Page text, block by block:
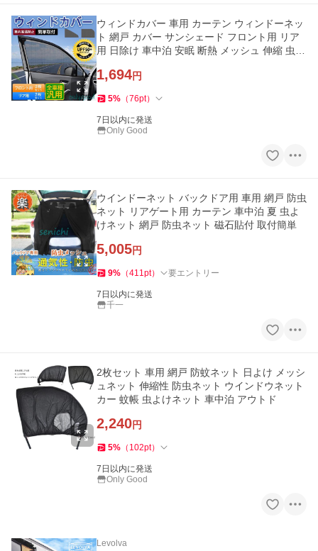
ウィンドカバー 車用 カーテン ウィンドーネッ
ト 網戸 カバー サンシェード フロント用 リア
用 日除け 車中泊 安眠 断熱 メッシュ 伸縮 虫よ
1,694円
5% （76pt）
7日以内に発送
Only Good
ウインドーネット バックドア用 車用 網戸 防虫
ネット リアゲート用 カーテン 車中泊 夏 虫よ
けネット 網戸 防虫ネット 磁石貼付 取付簡単
5,005円
9% （411pt） 要エントリー
7日以内に発送
千一
2枚セット 車用 網戸 防蚊ネット 日よけ メッシ
ュネット 伸縮性 防虫ネット ウインドウネット
カー 蚊帳 虫よけネット 車中泊 アウトド
2,240円
5% （ 102pt）
7日以内に発送
Only Good
Levolva